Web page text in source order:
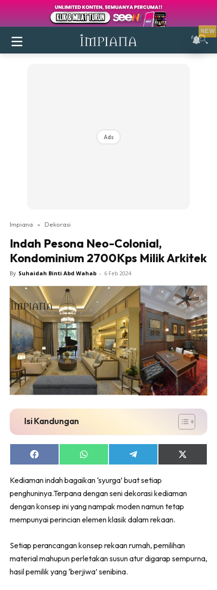
Login|Register
Ruang Makan
Ruang Tamu
Direktori
Interior Design
Landskap
DIY
Bilik Air
Bilik Tidur
Dapur
Ruang Makan
Make Over
Bilik Air
Bilik Tidur
Dapur
Ruang Tamu
Menarik Lagi
Casa Impiana
Impiana Makeover
Makeover Ruang Selebriti
Destinasi
Kafe
Hartanah
High Rise
Ads
Impiana » Dekorasi
Indah Pesona Neo-Colonial,
Kondominium 2700Kps Milik Arkitek
By Suhaidah Binti Abd Wahab - 6 Feb 2024
Isi Kandungan
Share
on
Share
on
Share
on
Share
on
Kediaman indah bagaikan ‘syurga’ buat setiap
penghuninya.Terpana dengan seni dekorasi kediaman
dengan konsep ini yang nampak moden namun tetap
mempunyai perincian elemen klasik dalam rekaan.
Setiap perancangan konsep rekaan rumah, pemilihan
material mahupun perletakan susun atur digarap sempurna,
hasil pemilik yang ‘berjiwa’ senibina.
NEW